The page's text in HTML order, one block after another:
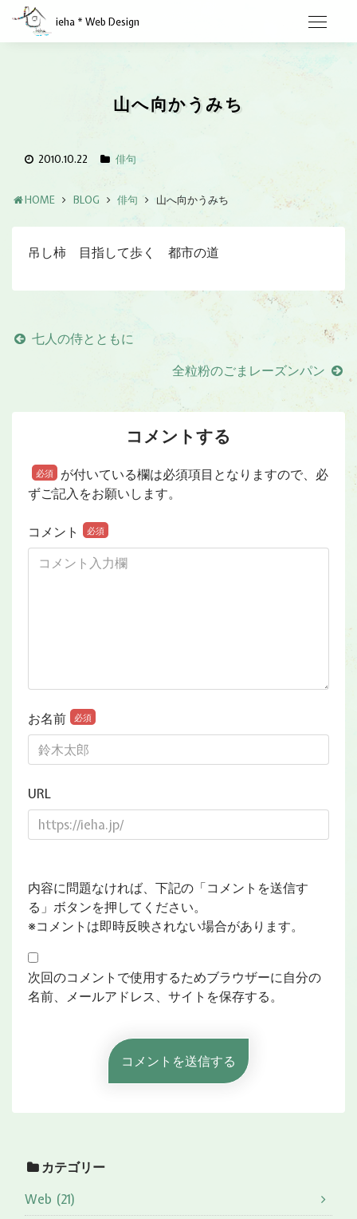
ieha * Web Design
山へ向かうみち
2010.10.22 俳句
HOME BLOG 俳句 山へ向かうみち
吊し柿 目指して歩く 都市の道
七人の侍とともに
全粒粉のごまレーズンパン
コメントする
必須
が付いている欄は必須項目となりますので、必
ずご記入をお願いします。
コメント 必須
お名前 必須
URL
内容に問題なければ、下記の「コメントを送信す
る」ボタンを押してください。
※コメントは即時反映されない場合があります。
次回のコメントで使用するためブラウザーに自分の
名前、メールアドレス、サイトを保存する。
カテゴリー
Web (21)